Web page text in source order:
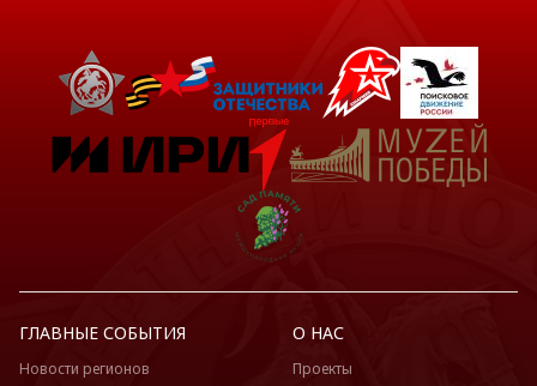
ГЛАВНЫЕ СОБЫТИЯ
Новости регионов
О НАС
Проекты